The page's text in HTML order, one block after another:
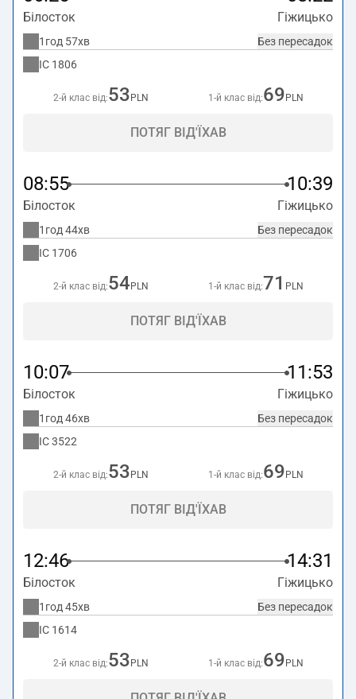
Білосток Гіжицько
Без пересадок
1год 57хв
IC 1806
2-й клас від:53 PLN 1-й клас від:69 PLN
ПОТЯГ ВІД'ЇХАВ
08:55 10:39
Білосток Гіжицько
Без пересадок
1год 44хв
IC 1706
2-й клас від:54 PLN 1-й клас від:71 PLN
ПОТЯГ ВІД'ЇХАВ
10:07 11:53
Білосток Гіжицько
Без пересадок
1год 46хв
IC3522
2-й клас від:53 PLN 1-й клас від:69 PLN
ПОТЯГ ВІД'ЇХАВ
12:46 14:31
Білосток Гіжицько
Без пересадок
1год 45хв
IC 1614
2-й клас від:53 PLN 1-й клас від:69 PLN